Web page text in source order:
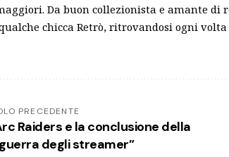
Da buon collezionista e amante di
chicca Retrò, ritrovandosi ogni
PRECEDENTE
Raiders e la conclusione della
degli streamer”